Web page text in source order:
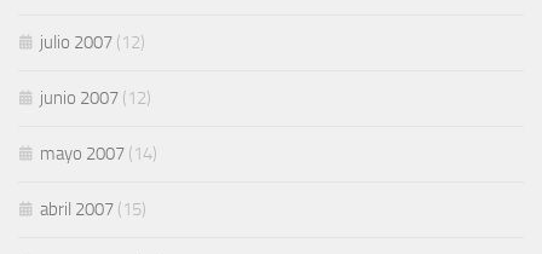
julio 2007 (12)
junio 2007 (12)
mayo 2007 (14)
abril 2007 (15)